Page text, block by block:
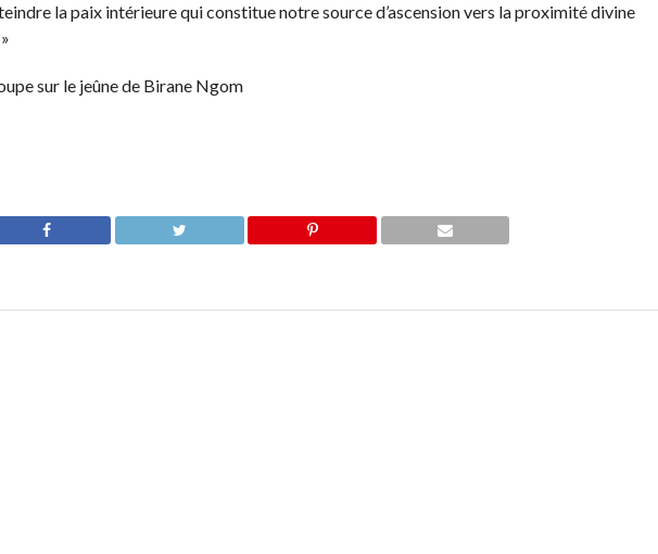
la paix intérieure qui constitue notre source d’ascension vers la proximité divine
sur le jeûne de Birane Ngom